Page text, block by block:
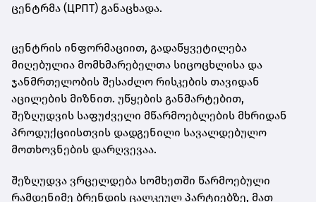
ცენტრმა (ЦРПТ) განაცხადა.
ცენტრის ინფორმაციით, გადაწყვეტილება
მიღებულია მომხმარებელთა სიცოცხლისა და
ჯანმრთელობის შესაძლო რისკების თავიდან
აცილების მიზნით. უწყების განმარტებით,
შეზღუდვის საფუძველი მწარმოებლების მხრიდან
პროდუქციისთვის დადგენილი სავალდებულო
მოთხოვნების დარღვევაა.
შეზღუდვა ვრცელდება სომხეთში წარმოებული
რამდენიმე ბრენდის ცალკეულ პარტიებზე, მათ